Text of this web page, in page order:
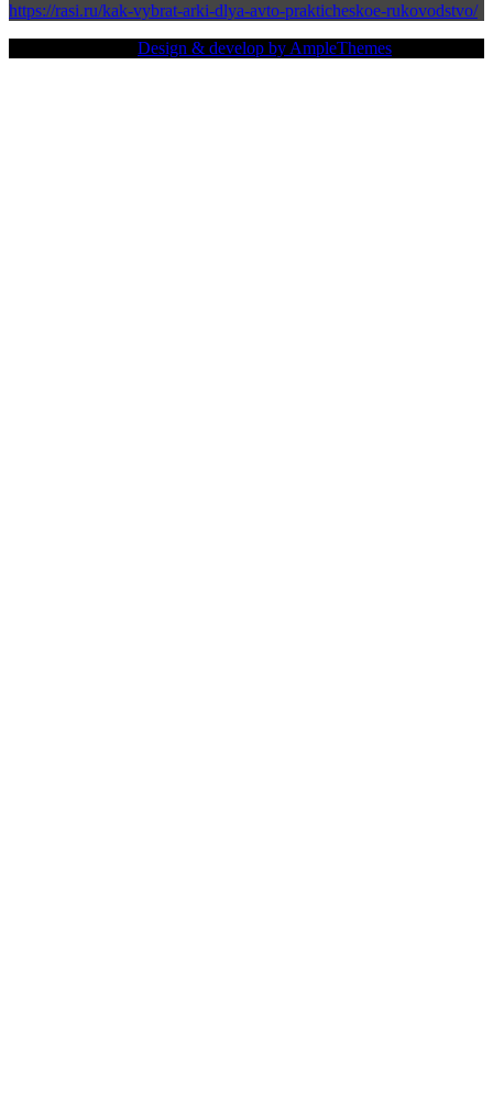
https://rasi.ru/kak-vybrat-arki-dlya-avto-prakticheskoe-rukovodstvo/
Design & develop by AmpleThemes